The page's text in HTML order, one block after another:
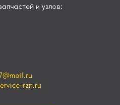
и узлов:
rzn.ru